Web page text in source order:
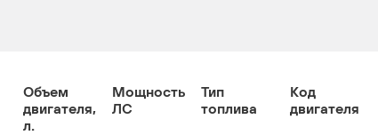
Объем
двигателя,
л.
Мощность
ЛС
Тип
топлива
Код
двигателя